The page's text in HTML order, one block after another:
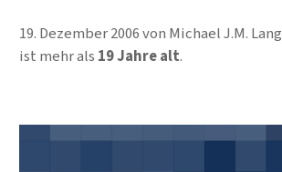
19. Dezember 2006von Michael J.M. Lang
ist mehr als 19 Jahre alt.